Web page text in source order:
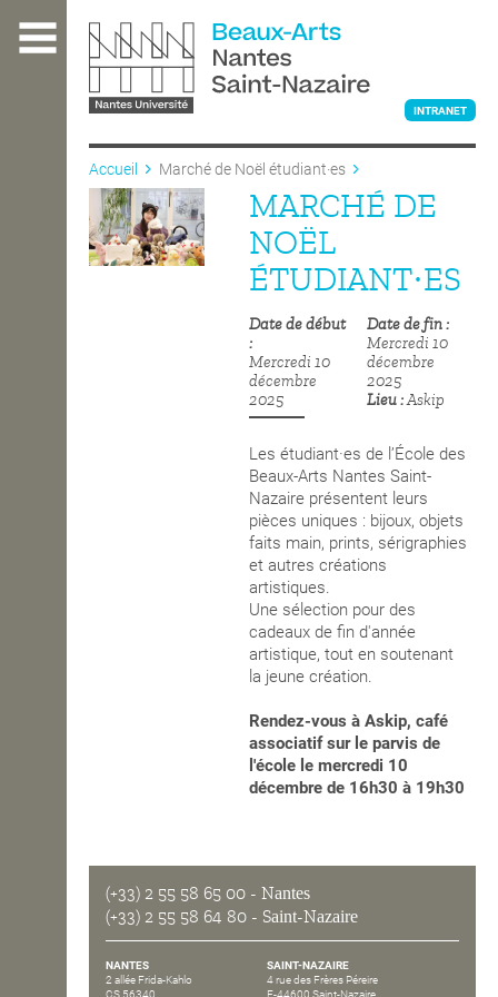
contenu
L'ÉCOLE
INTRANET
Accueil Marché de Noël étudiant·es
MARCHÉ DE
NOËL
ÉTUDIANT·ES
Date de début
Mercredi 10
décembre
2025
Date de fin
Mercredi 10
décembre
2025
Lieu Askip
Les étudiant·es de l’École des
Beaux-Arts Nantes Saint-
Nazaire présentent leurs
pièces uniques : bijoux, objets
faits main, prints, sérigraphies
et autres créations
artistiques.
Une sélection pour des
cadeaux de fin d'année
artistique, tout en soutenant
la jeune création.
Rendez-vous à Askip, café
associatif sur le parvis de
l'école le mercredi 10
décembre de 16h30 à 19h30
(+33) 2 55 58 65 00 - Nantes
(+33) 2 55 58 64 80 - Saint-Nazaire
NANTES
2 allée Frida-Kahlo
SAINT-NAZAIRE
4 rue des Frères Péreire